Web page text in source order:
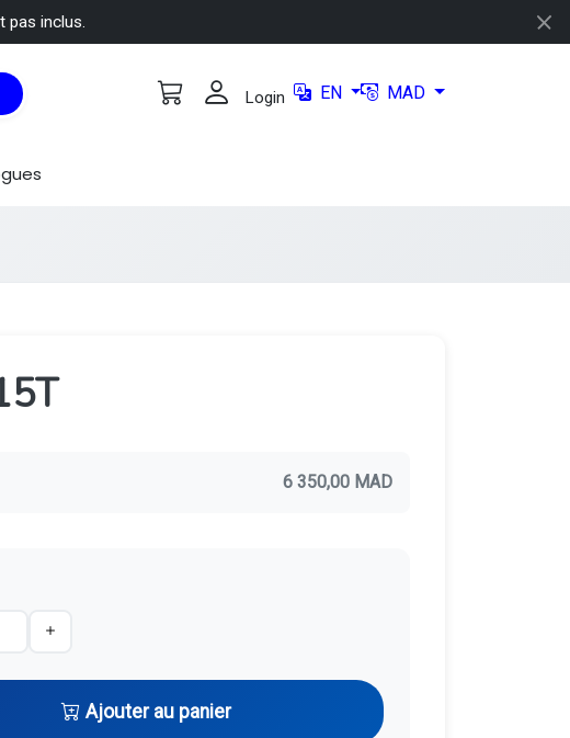
pas inclus.
Login EN MAD
6 350,00 MAD
Ajouter au panier